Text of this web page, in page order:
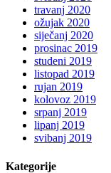
travanj 2020
ožujak 2020
siječanj 2020
prosinac 2019
studeni 2019
listopad 2019
rujan 2019
kolovoz 2019
srpanj 2019
lipanj 2019
svibanj 2019
Kategorije